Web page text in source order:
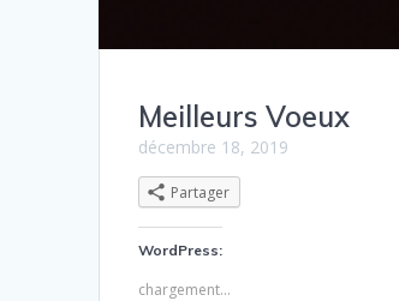
Meilleurs Voeux
décembre 18, 2019
Partager
WordPress:
chargement…